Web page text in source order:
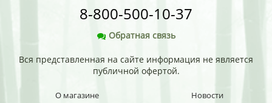
8-800-500-10-37
Обратная связь
Вся представленная на сайте информация не является
публичной офертой.
О магазине
Новости